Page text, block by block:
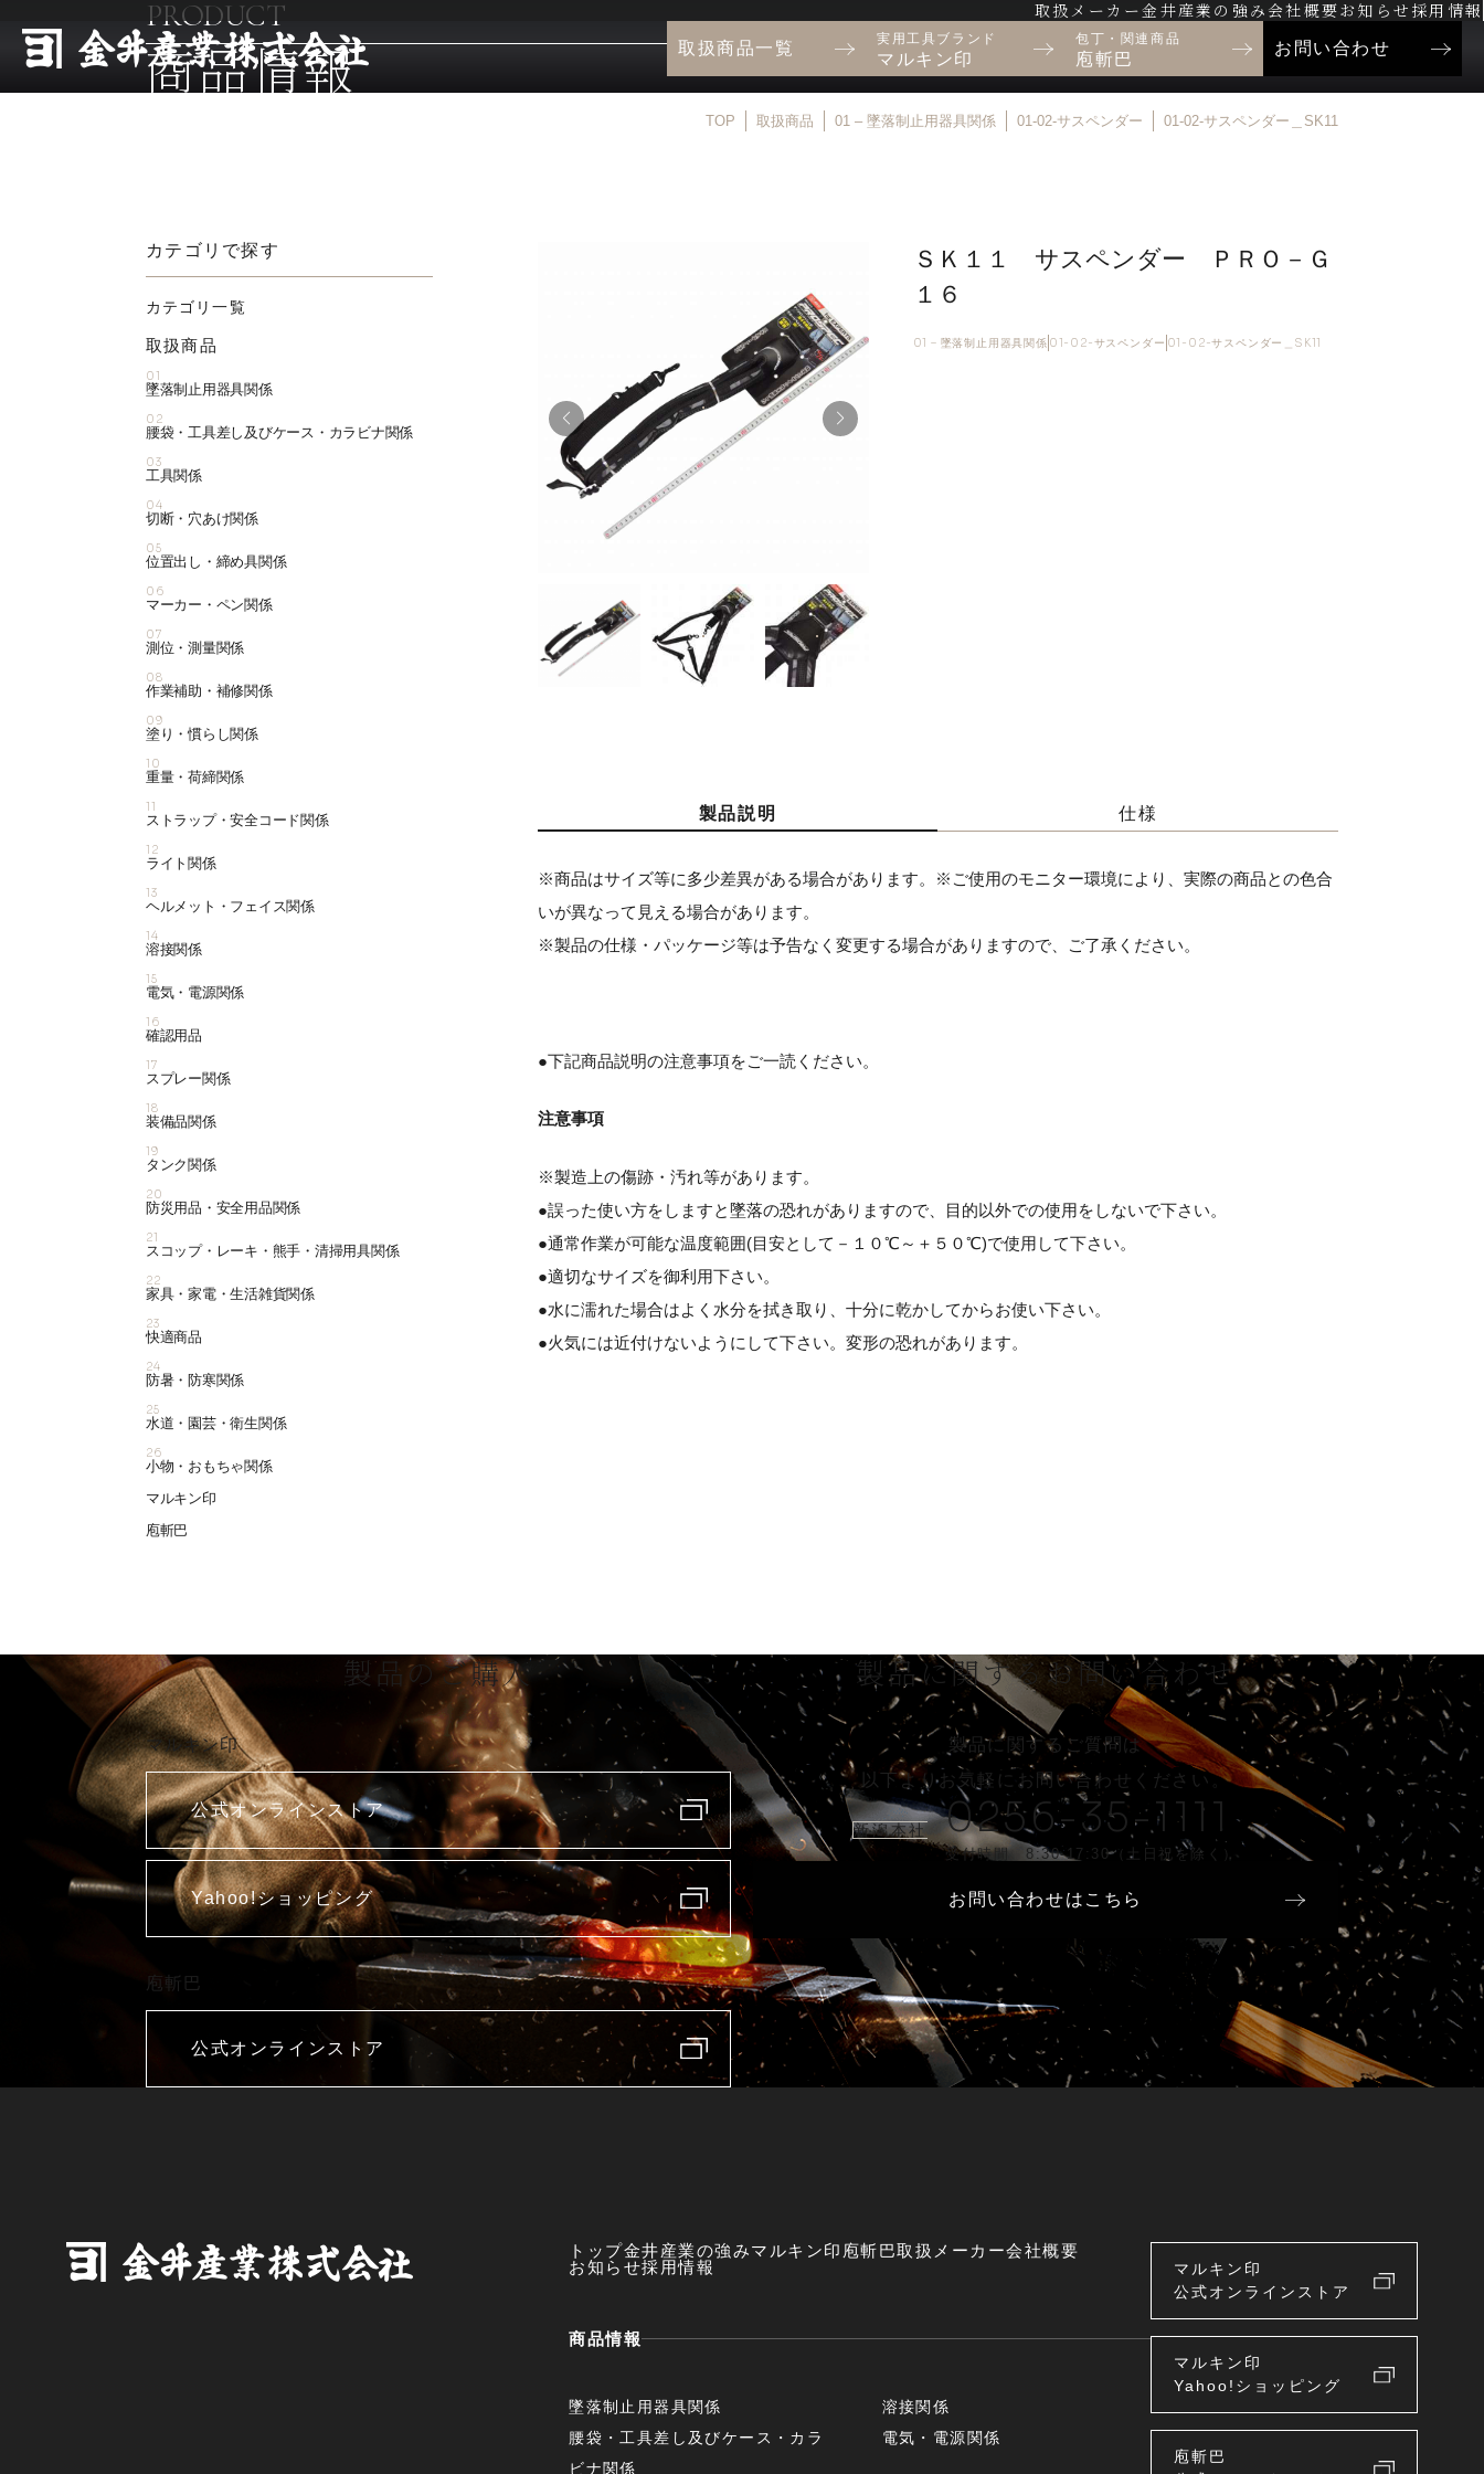
取扱メーカー金井産業の強み 会社概要お知らせ 採用情報
取扱商品一覧 実用工具ブランド
マルキン印
包丁・関連商品
庖斬巴
お問い合わせ
PRODUCT
商品情報
TOP 取扱商品 01 – 墜落制止用器具関係 01-02-サスペンダー 01-02-サスペンダー＿SK11
ＳＫ１１ サスペンダー ＰＲＯ－Ｇ
１６
01 – 墜落制止用器具関係 01-02-サスペンダー 01-02-サスペンダー＿SK11
製品説明 仕様
※商品はサイズ等に多少差異がある場合があります。※ご使用のモニター環境により、実際の商品との色合
いが異なって見える場合があります。
※製品の仕様・パッケージ等は予告なく変更する場合がありますので、ご了承ください。
●下記商品説明の注意事項をご一読ください。
注意事項
※製造上の傷跡・汚れ等があります。
●誤った使い方をしますと墜落の恐れがありますので、目的以外での使用をしないで下さい。
●通常作業が可能な温度範囲(目安として－１０℃～＋５０℃)で使用して下さい。
●適切なサイズを御利用下さい。
●水に濡れた場合はよく水分を拭き取り、十分に乾かしてからお使い下さい。
●火気には近付けないようにして下さい。変形の恐れがあります。
カテゴリで探す
カテゴリ一覧
取扱商品
01
墜落制止用器具関係
02
腰袋・工具差し及びケース・カラビナ関係
03
工具関係
04
切断・穴あけ関係
05
位置出し・締め具関係
06
マーカー・ペン関係
07
測位・測量関係
08
作業補助・補修関係
09
塗り・慣らし関係
10
重量・荷締関係
11
ストラップ・安全コード関係
12
ライト関係
13
ヘルメット・フェイス関係
14
溶接関係
15
電気・電源関係
16
確認用品
17
スプレー関係
18
装備品関係
19
タンク関係
20
防災用品・安全用品関係
21
スコップ・レーキ・熊手・清掃用具関係
22
家具・家電・生活雑貨関係
23
快適商品
24
防暑・防寒関係
25
水道・園芸・衛生関係
26
小物・おもちゃ関係
マルキン印
庖斬巴
製品のご購入
マルキン印
公式オンラインストア
Yahoo!ショッピング
庖斬巴
公式オンラインストア
製品に関するお問い合わせ
製品に関するご質問は
以下よりお気軽に
お問い合わせください。
新潟本社 0256-35-1111
受付時間 8:30-17:30（土日祝を除く）
お問い合わせはこちら
トップ金井産業の強みマルキン印 庖斬巴取扱メーカー会社概要
お知らせ採用情報
商品情報
墜落制止用器具関係
腰袋・工具差し及びケース・カラ
ビナ関係
溶接関係
電気・電源関係
マルキン印
公式オンラインストア
マルキン印
Yahoo!ショッピング
庖斬巴